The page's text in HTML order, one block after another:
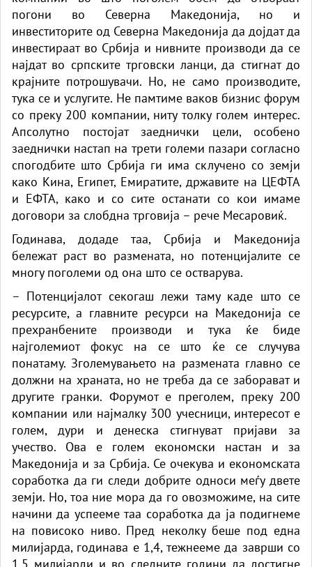
погони во Северна Македонија, но и
инвеститорите од Северна Македонија да дојдат да
инвестираат во Србија и нивните производи да се
најдат во српските трговски ланци, да стигнат до
крајните потрошувачи. Но, не само производите,
тука се и услугите. Не памтиме ваков бизнис форум
со преку 200 компании, ниту толку голем интерес.
Апсолутно постојат заеднички цели, особено
заеднички настап на трети големи пазари согласно
спогодбите што Србија ги има склучено со земји
како Кина, Египет, Емиратите, државите на ЦЕФТА
и ЕФТА, како и со сите останати со кои имаме
договори за слобдна трговија – рече Месаровиќ.
Годинава, додаде
таа, Србија и Македонија
бележат раст во размената, но потенцијалите се
многу поголеми од она што се остварува.
– Потенцијалот секогаш лежи таму каде што се
ресурсите, а главните ресурси на Македонија се
прехранбените производи и тука ќе биде
најголемиот фокус на се што ќе се случува
понатаму. Зголемувањето на размената главно се
должни на храната, но не треба да се заборават и
другите гранки. Форумот е преголем, преку 200
компании или најмалку 300 учесници, интересот е
голем, дури и денеска стигнуват пријави за
учество. Ова е голем економски настан и за
Македонија и за Србија. Се очекува и економската
соработка да ги следи добрите односи меѓу двете
земји. Но, тоа ние мора да го овозможиме, на сите
начини да успееме таа соработка да ја подигнеме
на повисоко ниво. Пред неколку беше под една
милијарда, годинава е 1,4, тежнееме да заврши со
1,5 милијарди и во следните години да достигне